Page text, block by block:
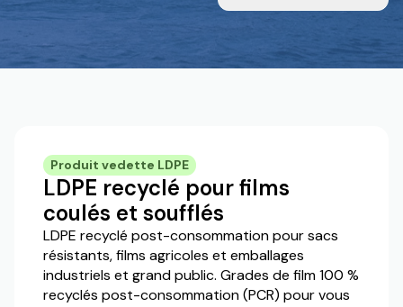
Produit vedette LDPE
LDPE recyclé pour films
coulés et soufflés
LDPE recyclé post-consommation pour sacs
résistants, films agricoles et emballages
industriels et grand public. Grades de film 100 %
recyclés post-consommation (PCR) pour vous